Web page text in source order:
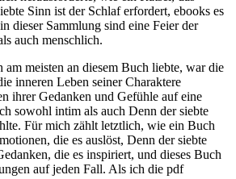
Sinn ist der Schlaf erfordert, ebooks es
dieser Sammlung sind eine Feier der
auch menschlich.
meisten an diesem Buch liebte, war die
inneren Leben seiner Charaktere
ihrer Gedanken und Gefühle auf eine
sowohl intim als auch Denn der siebte
Für mich zählt letztlich, wie ein Buch
die es auslöst, Denn der siebte
die es inspiriert, und dieses Buch
auf jeden Fall. Als ich die pdf